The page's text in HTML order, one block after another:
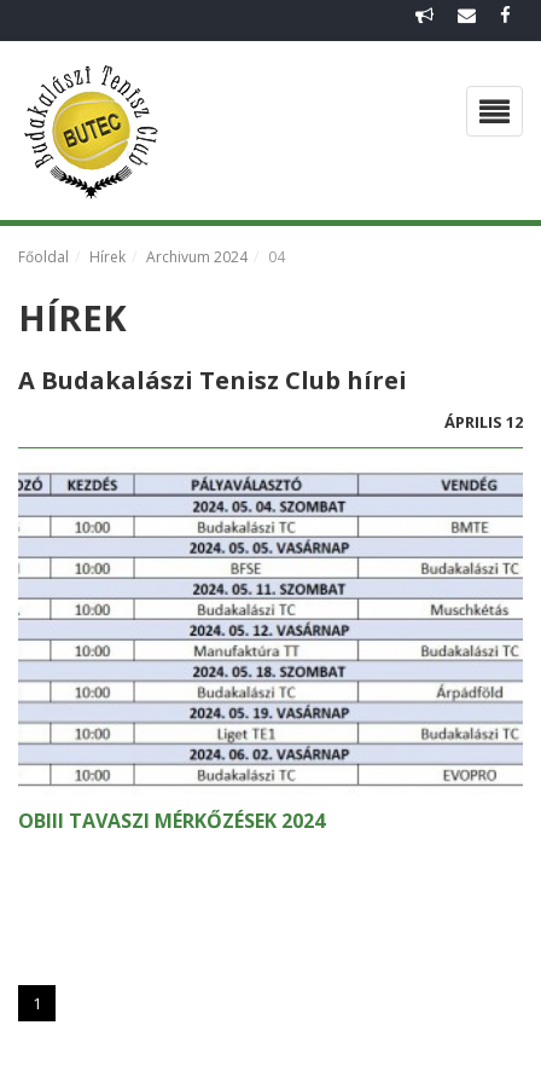
Főoldal Hírek Archivum 2024 04
HÍREK
A Budakalászi Tenisz Club hírei
ÁPRILIS 12
OBIII TAVASZI MÉRKŐZÉSEK 2024
1
EGYESÜLETI DOKUMENTUMOK
CSAPATOK 2026
VISSZAEMLÉKEZÉS